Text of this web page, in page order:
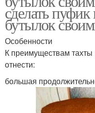
сделать
бутылок
Особенности
К преимуществам
отнести:
большая